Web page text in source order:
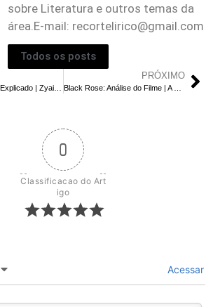
sobre Literatura e outros temas da
área.E-mail: recortelirico@gmail.com
Todos os posts
PRÓXIMO
0
Classificacao do Art
igo
Acessar